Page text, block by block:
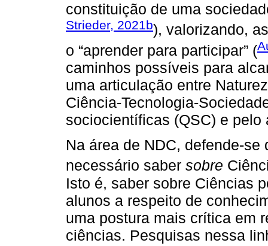
constituição de uma
Strieder, 2021b), valorizando,
o “aprender para participar” (
caminhos possíveis para
uma articulação entre
Ciência-Tecnologia-
sociocientíficas (QSC) e
Na área de NDC, defende-
necessário saber sobre
Isto é, saber sobre Ciências
alunos a respeito de
uma postura mais crítica em
ciências. Pesquisas nessa